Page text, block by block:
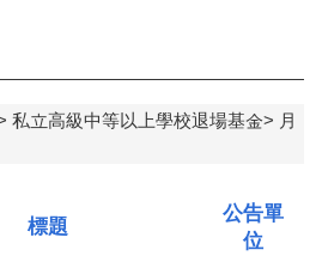
私立高級中等以上學校退場基金
月
標題
公告單
位